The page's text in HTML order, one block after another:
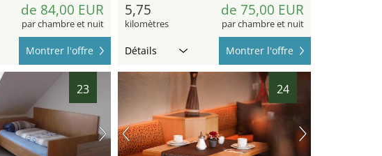
de 84,00 EUR
par chambre et nuit
Montrer l'offre
5,75
kilomètres
de 75,00 EUR
par chambre et nuit
Détails Montrer l'offre
23 24